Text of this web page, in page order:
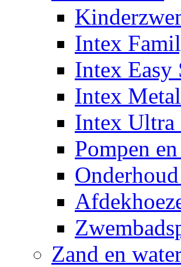
Intex
Intex Easy
Intex
Intex Ultra
Pompen
Zand en